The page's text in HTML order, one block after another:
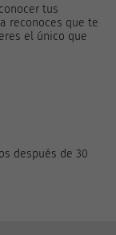
tus
reconoces que te
el único que
después de 30